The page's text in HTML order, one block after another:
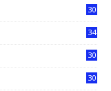
30
34
30
30